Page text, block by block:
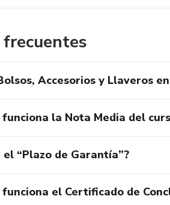
Accesorios y Llaveros
funciona la Nota Media del
el “Plazo de Garantía”?
funciona el Certificado de